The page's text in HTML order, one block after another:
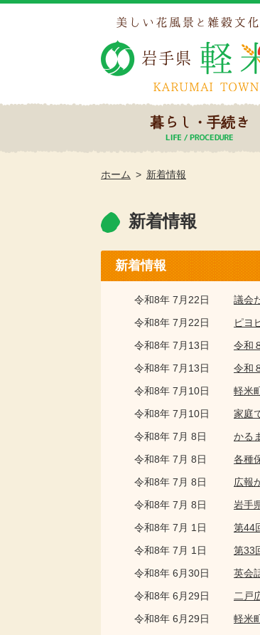
暮らし・手続き
ホーム 新着情報
新着情報
新着情報
令和8年 7月22日
議会
令和8年 7月22日
ピヨ
令和8年 7月13日
令和
令和8年 7月13日
令和
令和8年 7月10日
軽米
令和8年 7月10日
家庭
令和8年 7月 8日
かる
令和8年 7月 8日
各種
令和8年 7月 8日
広報
令和8年 7月 8日
岩手
令和8年 7月 1日
第44
令和8年 7月 1日
第33
令和8年 6月30日
英会
令和8年 6月29日
二戸
令和8年 6月29日
軽米